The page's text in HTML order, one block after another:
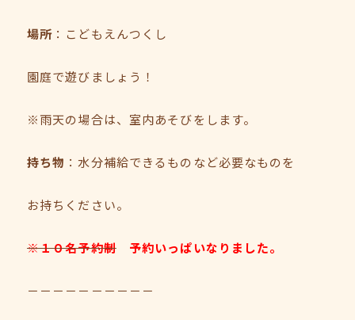
場所 ：こどもえんつくし
園庭で遊びましょう！
※雨天の場合は、室内あそびをします。
持ち物 ：水分補給できるものなど必要なものを
お持ちください。
※１０名予約制 予約いっぱいなりました。
－－－－－－－－－－